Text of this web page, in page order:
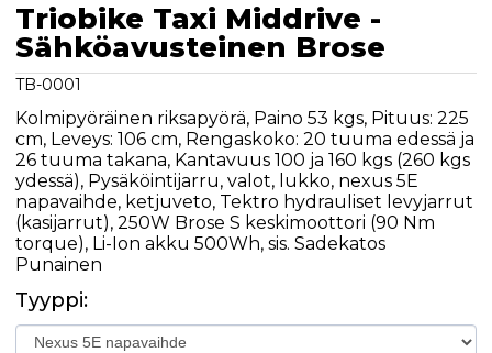
Triobike Taxi Middrive -
Sähköavusteinen Brose
TB-0001
Kolmipyöräinen riksapyörä, Paino 53 kgs, Pituus: 225
cm, Leveys: 106 cm, Rengaskoko: 20 tuuma edessä ja
26 tuuma takana, Kantavuus 100 ja 160 kgs (260 kgs
ydessä), Pysäköintijarru, valot, lukko, nexus 5E
napavaihde, ketjuveto, Tektro hydrauliset levyjarrut
(kasijarrut), 250W Brose S keskimoottori (90 Nm
torque), Li-Ion akku 500Wh, sis. Sadekatos
Punainen
Tyyppi: